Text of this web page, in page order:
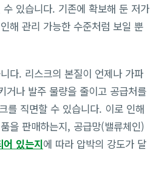
있습니다. 기존에 확보해 둔 저가
해 관리 가능한 수준처럼 보일 뿐
다. 리스크의 본질이 언제나 가파
거나 발주 물량을 줄이고 공급처를
를 직면할 수 있습니다. 이로 인해
을 판매하는지, 공급망(밸류체인)
있는지에 따라 압박의 강도가 달